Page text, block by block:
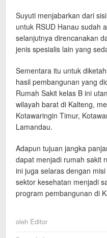
Suyuti menjabarkan dari
untuk RSUD Hanau sudah
selanjutnya direncanakan
jenis spesialis lain yang
Sementara itu untuk
hasil pembangunan yang
Rumah Sakit kelas B ini
wilayah barat di Kalteng,
Kotawaringin Timur,
Lamandau.
Adapun tujuan jangka
dapat menjadi rumah sakit
ini juga selaras dengan
sektor kesehatan menjadi
program pembangunan di
oleh Editor